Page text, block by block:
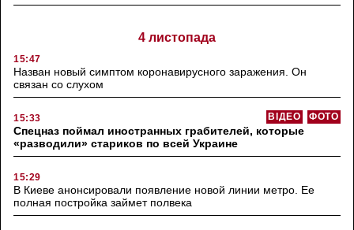
4 листопада
15:47
Назван новый симптом коронавирусного заражения. Он
связан со слухом
15:33 ФОТО
ВІДЕО
Спецназ поймал иностранных грабителей, которые
«разводили» стариков по всей Украине
15:29
В Киеве анонсировали появление новой линии метро. Ее
полная постройка займет полвека